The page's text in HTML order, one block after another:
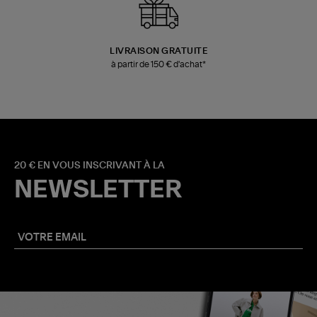
LIVRAISON GRATUITE
à partir de 150 € d'achat*
20 € EN VOUS INSCRIVANT À LA
NEWSLETTER